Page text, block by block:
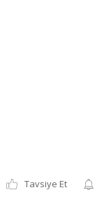
Tavsiye Et